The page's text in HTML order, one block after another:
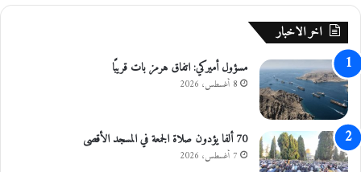
"
.
.
ص
و
ر
ة
ن
ا
ل
م
و
ا
د
اخر الاخبار
مسؤول أميركي: اتفاق هرمز بات قريبًا
8 أغسطس، 2026
70 ألفا يؤدون صلاة الجمعة في المسجد الأقصى
7 أغسطس، 2026